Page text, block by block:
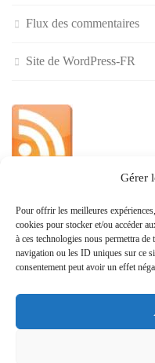
Gérer
Pour offrir les meilleures
cookies pour stocker et/ou accéder
à ces technologies nous permettra
navigation ou les ID uniques sur ce
consentement peut avoir un effet
Flux des commentaires
Site de WordPress-FR
»
Politique de confidentialité